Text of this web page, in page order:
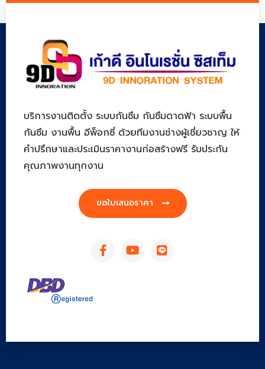
บริการงานติดตั้ง ระบบกันซึม กันซึมดาดฟ้า ระบบพื้น
กันซึม งานพื้น อีพ็อกซี่ ด้วยทีมงานช่างผู้เชี่ยวชาญ ให้
คำปรึกษาและประเมินราคางานก่อสร้างฟรี รับประกัน
คุณภาพงานทุกงาน
ขอใบเสนอราคา